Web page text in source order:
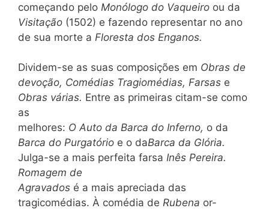
começando pelo Monólogo do Vaqueiro ou da
Visitação (1502) e fazendo representar no ano
de sua morte a Floresta dos Enganos.
Dividem-se as suas composições em Obras de
devoção, Comédias Tragiomédias, Farsas e
Obras várias. Entre as primeiras citam-se como
as
melhores: O Auto da Barca do Inferno, o da
Barca do Purgatório e o daBarca da Glória.
Julga-se a mais perfeita farsa Inês Pereira.
Romagem de
Agravados é a mais apreciada das
tragicomédias. À comédia de Rubena or-